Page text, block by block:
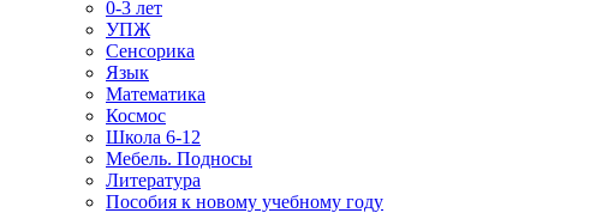
0-3 лет
УПЖ
Сенсорика
Язык
Математика
Космос
Школа 6-12
Мебель. Подносы
Литература
Пособия к новому учебному году